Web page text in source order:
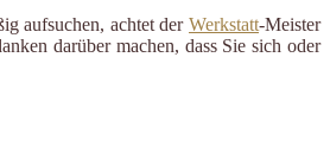
aufsuchen, achtet derWerkstatt-Meister
darüber machen, dass Sie sich oder